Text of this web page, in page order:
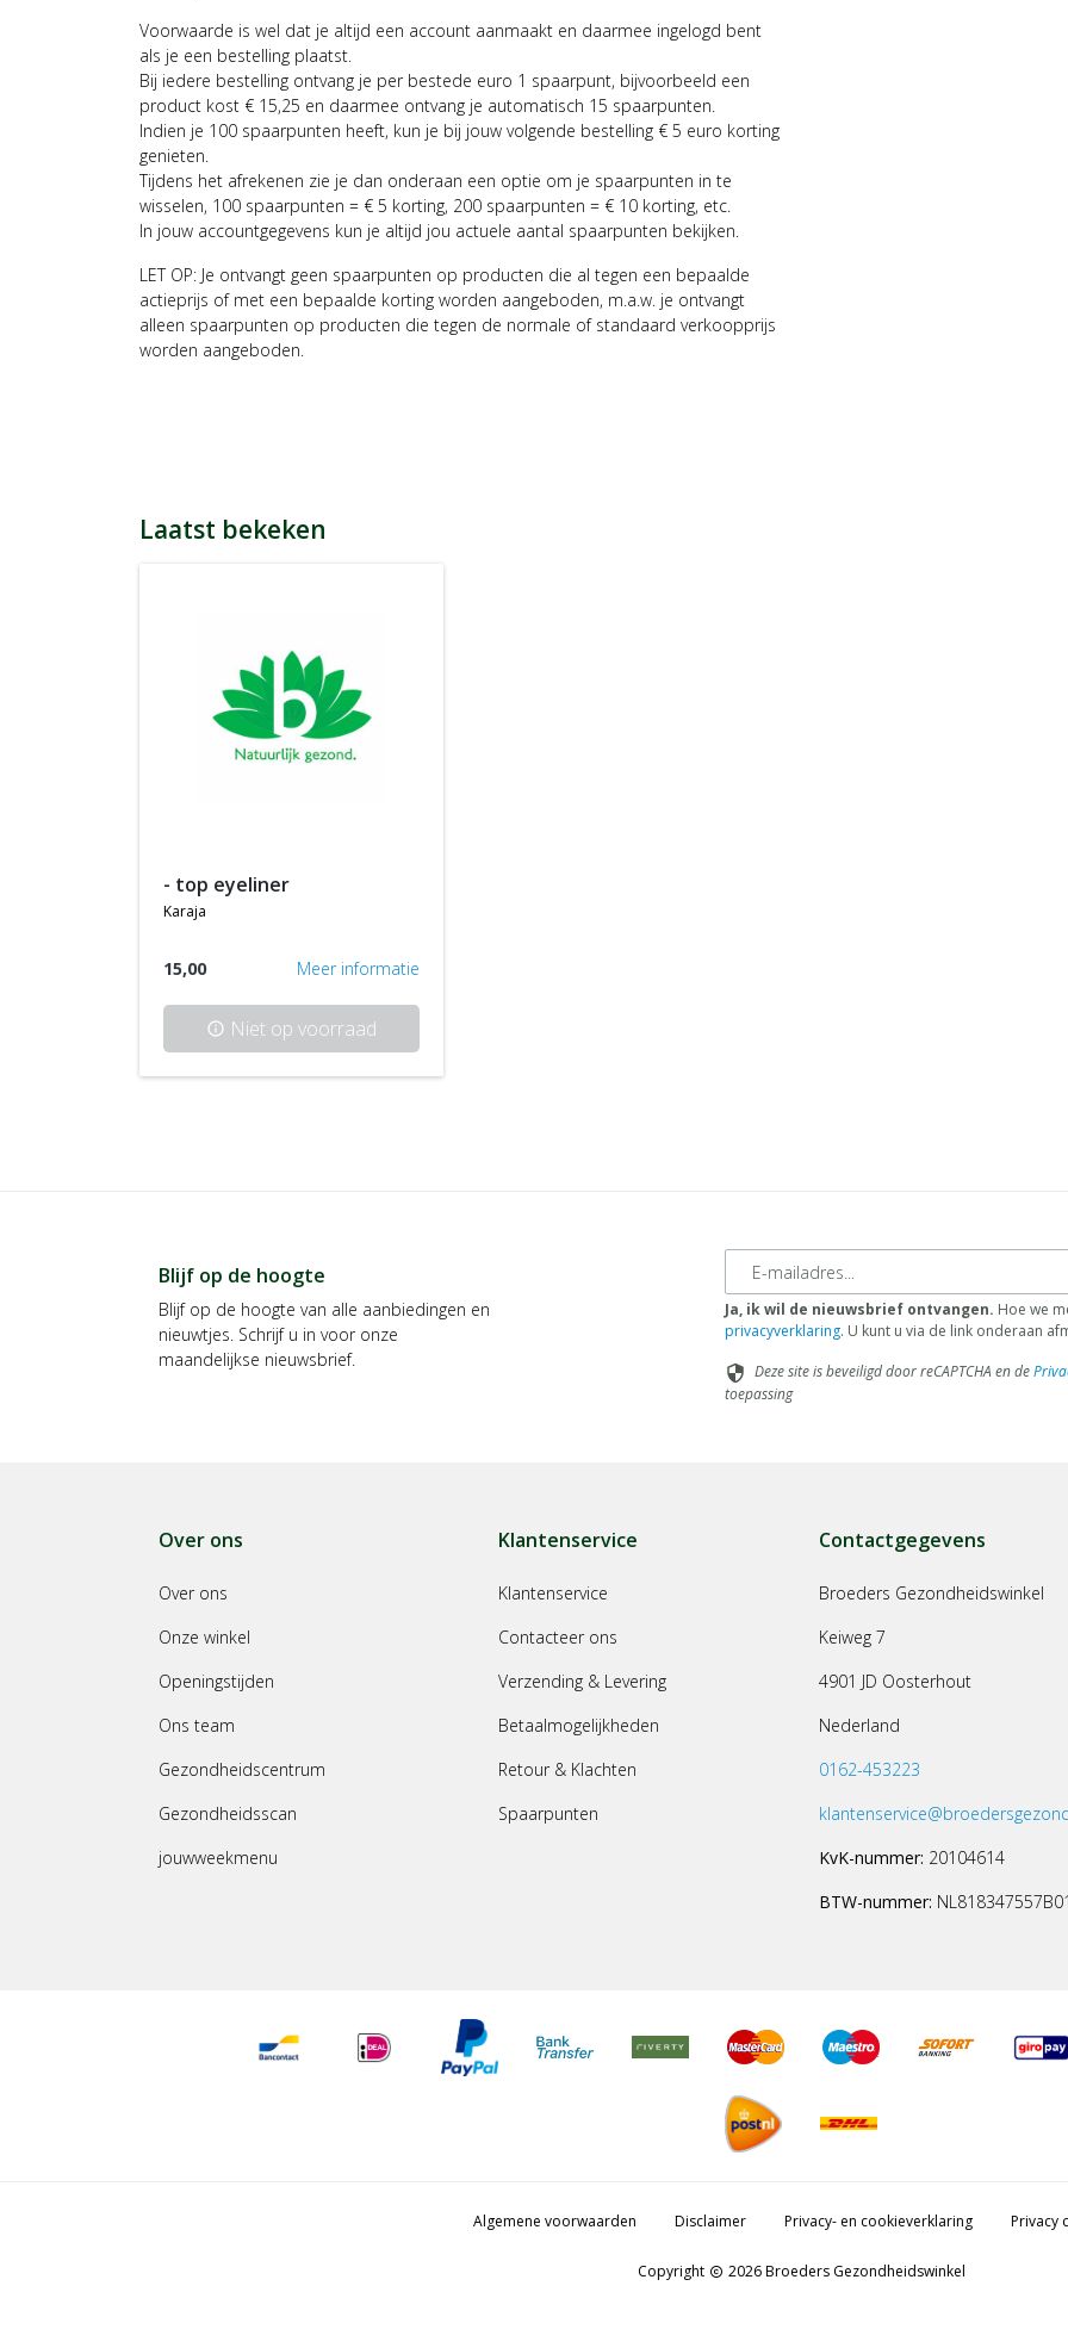
Voorwaarde is wel dat je altijd een account aanmaakt en daarmee ingelogd bent
als je een bestelling plaatst.
Bij iedere bestelling ontvang je per bestede euro 1 spaarpunt, bijvoorbeeld een
product kost € 15,25 en daarmee ontvang je automatisch 15 spaarpunten.
Indien je 100 spaarpunten heeft, kun je bij jouw volgende bestelling € 5 euro korting
genieten.
Tijdens het afrekenen zie je dan onderaan een optie om je spaarpunten in te
wisselen, 100 spaarpunten = € 5 korting, 200 spaarpunten = € 10 korting, etc.
In jouw accountgegevens kun je altijd jou actuele aantal spaarpunten bekijken.
LET OP: Je ontvangt geen spaarpunten op producten die al tegen een bepaalde
actieprijs of met een bepaalde korting worden aangeboden, m.a.w. je ontvangt
alleen spaarpunten op producten die tegen de normale of standaard verkoopprijs
worden aangeboden.
Laatst bekeken
- top eyeliner
karaja
15,00 Meer informatie
info Niet op voorraad
Blijf op de hoogte
Blijf op de hoogte van alle aanbiedingen en
nieuwtjes. Schrijf u in voor onze
maandelijkse nieuwsbrief.
E-mailadres
Ja, ik wil de nieuwsbrief ontvangen. Hoe we
privacyverklaring. U kunt u via de link onderaan
security Deze site is beveiligd door reCAPTCHA en de
toepassing
Over ons
Over ons
Onze winkel
Openingstijden
Ons team
Gezondheidscentrum
Gezondheidsscan
jouwweekmenu
Klantenservice
Klantenservice
Contacteer ons
Verzending & Levering
Betaalmogelijkheden
Retour & Klachten
Spaarpunten
Contactgegevens
Broeders Gezondheidswinkel
Keiweg 7
4901 JD Oosterhout
Nederland
0162-453223
KvK-nummer: 20104614
BTW-nummer: NL818347557B01
Algemene voorwaarden Disclaimer Privacy- en cookieverklaring Privacy
Copyright copyright 2026 Broeders Gezondheidswinkel